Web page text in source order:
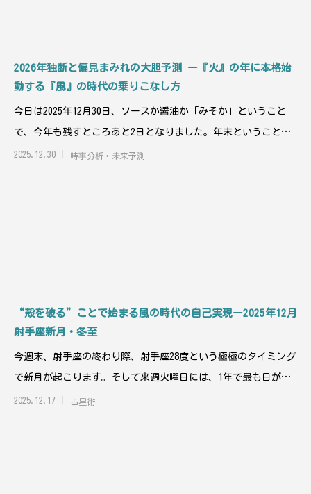
2026年独断と偏見まみれの大胆予測 ー『火』の年に本格始
動する『風』の時代の乗りこなし方
今日は2025年12月30日、ソースか醤油か「みそか」ということ
で、今年も残すところあと2日となりました。年末ということ
で、一応占星術も
2025.12.30 時事分析・未来予測
“殻を破る”ことで始まる風の時代の自己実現ー2025年12月
射手座新月・冬至
今週末、射手座の終わり際、射手座28度という極極のタイミング
で新月が起こります。そして来週火曜日には、1年で最も日が短
い冬至を迎えます。
2025.12.17 占星術